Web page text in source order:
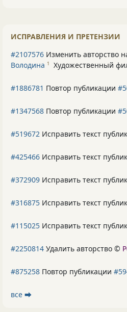
ИСПРАВЛЕНИЯ И ПРЕТЕНЗИИ
#2107576 Изменить авторство
Володина 1 Художественный
#1886781 Повтор публикации
#1347568 Повтор публикации
#519672 Исправить текст
#425466 Исправить текст
#372909 Исправить текст
#316875 Исправить текст
#115025 Исправить текст
#2250814 Удалить авторство ©
#875258 Повтор публикации
все ⮕